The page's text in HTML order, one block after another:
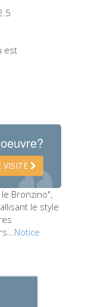
est
VISITE
Bronzino",
le style
Notice